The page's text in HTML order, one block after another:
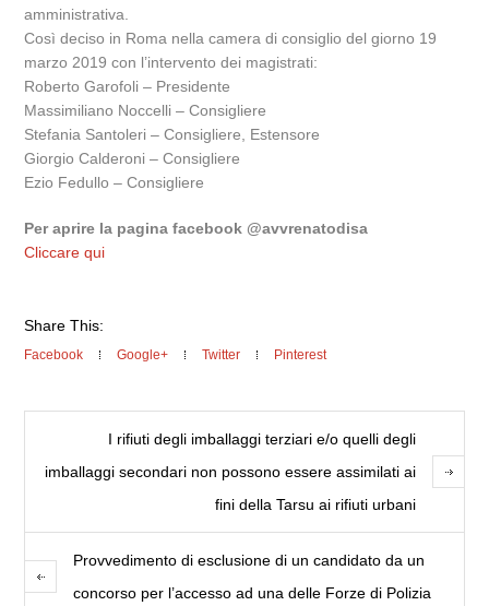
amministrativa.
Così deciso in Roma nella camera di consiglio del giorno 19
marzo 2019 con l’intervento dei magistrati:
Roberto Garofoli – Presidente
Massimiliano Noccelli – Consigliere
Stefania Santoleri – Consigliere, Estensore
Giorgio Calderoni – Consigliere
Ezio Fedullo – Consigliere
Per aprire la pagina facebook @avvrenatodisa
Cliccare qui
Share This:
Facebook Google+ Twitter Pinterest
I rifiuti degli imballaggi terziari e/o quelli degli
imballaggi secondari non possono essere assimilati ai
fini della Tarsu ai rifiuti urbani
Provvedimento di esclusione di un candidato da un
concorso per l’accesso ad una delle Forze di Polizia